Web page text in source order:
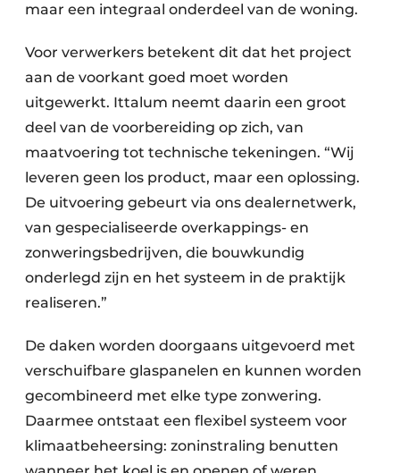
maar een integraal onderdeel van de woning.
Voor verwerkers betekent dit dat het project
aan de voorkant goed moet worden
uitgewerkt. Ittalum neemt daarin een groot
deel van de voorbereiding op zich, van
maatvoering tot technische tekeningen. “Wij
leveren geen los product, maar een oplossing.
De uitvoering gebeurt via ons dealernetwerk,
van gespecialiseerde overkappings- en
zonweringsbedrijven, die bouwkundig
onderlegd zijn en het systeem in de praktijk
realiseren.”
De daken worden doorgaans uitgevoerd met
verschuifbare glaspanelen en kunnen worden
gecombineerd met elke type zonwering.
Daarmee ontstaat een flexibel systeem voor
klimaatbeheersing: zoninstraling benutten